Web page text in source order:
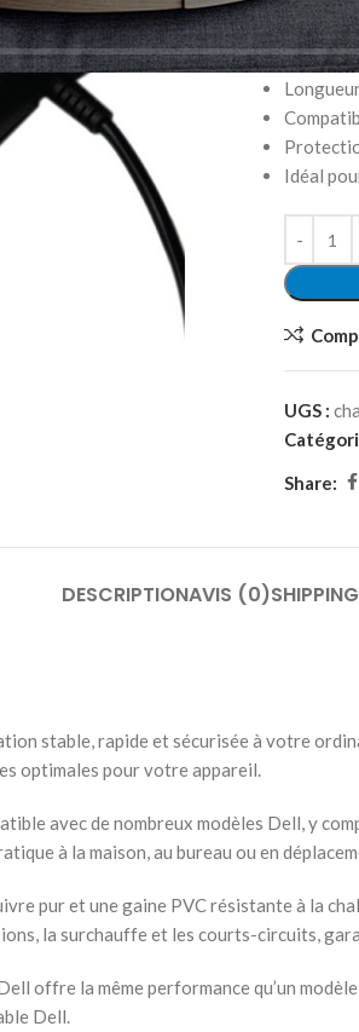
Tension
Idéal
UGS :
Share:
DESCRIPTIONAVIS (0)
stable, rapide et sécurisée à votre
optimales pour votre appareil.
avec de nombreux modèles Dell, y
à la maison, au bureau ou en
pur et une gaine PVC résistante à la
la surchauffe et les courts-circuits,
offre la même performance qu’un
Dell.